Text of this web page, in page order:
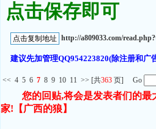
点击保存即可
http://a809033.com/
建议先加管理QQ954223820(除注册和
<< 4 5 6 7 8 9 10 11 >> [共363 页] Go
您的回贴,将会是发表者们的
家! 【广西的狼】